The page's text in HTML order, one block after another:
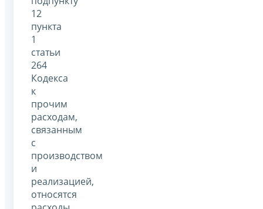
12
пункта
1
статьи
264
Кодекса
к
прочим
расходам,
связанным
с
производством
и
реализацией,
относятся